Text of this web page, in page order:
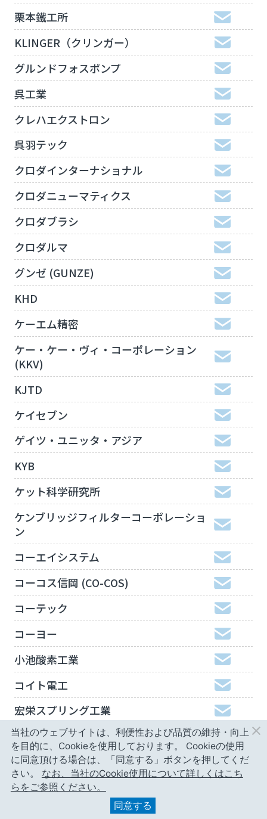
栗本鐵工所
KLINGER（クリンガー）
グルンドフォスポンプ
呉工業
クレハエクストロン
呉羽テック
クロダインターナショナル
クロダニューマティクス
クロダブラシ
クロダルマ
グンゼ (GUNZE)
KHD
ケーエム精密
ケー・ケー・ヴィ・コーポレーション
(KKV)
KJTD
ケイセブン
ゲイツ・ユニッタ・アジア
KYB
ケット科学研究所
ケンブリッジフィルターコーポレーショ
ン
コーエイシステム
コーコス信岡 (CO-COS)
コーテック
コーヨー
小池酸素工業
コイト電工
宏栄スプリング工業
工機ホールディングスジャパン
弘進ゴム
神津精機
当社のウェブサイトは、利便性および品質の維持・向上
を目的に、Cookieを使用しております。
Cookieの使用
に同意頂ける場合は、「同意する」ボタンを押してくだ
さい。
なお、当社のCookie使用について詳しくはこち
らをご参照ください。
同意する